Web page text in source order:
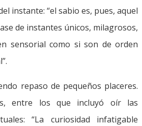
instante: “el sabio es, pues, aquel
de instantes únicos, milagrosos,
sensorial como si son de orden
repaso de pequeños placeres.
entre los que incluyó oír las
“La curiosidad infatigable